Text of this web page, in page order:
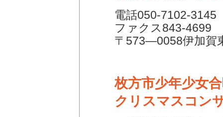
電話050-7102-3145
ファクス843-4699
〒573―0058伊加賀
枚方市少年少女
クリスマスコン